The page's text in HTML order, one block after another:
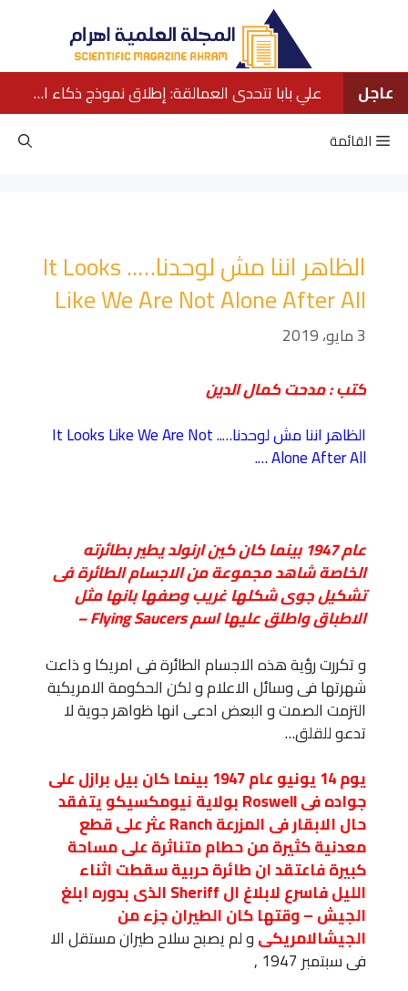
عاجل
علي بابا تتحدى العمالقة: إطلاق نموذج ذكاء اصطناعي ينافس كبار الشركات الأمريكية
القائمة
الظاهر اننا مش لوحدنا….. It Looks
Like We Are Not Alone After All
3 مايو، 2019
كتب : مدحت كمال الدين
الظاهر اننا مش لوحدنا….. It Looks Like We Are Not
Alone After All ….
عام 1947 بينما كان كين ارنولد يطير بطائرته
الخاصة شاهد مجموعة من الاجسام الطائرة فى
تشكيل جوى شكلها غريب وصفها بانها مثل
الاطباق واطلق عليها اسم Flying Saucers –
و تكررت رؤية هذه الاجسام الطائرة فى امريكا و ذاعت
شهرتها فى وسائل الاعلام و لكن الحكومة الامريكية
التزمت الصمت و البعض ادعى انها ظواهر جوية لا
تدعو للقلق…
يوم 14 يونيو عام 1947 بينما كان بيل برازل على
جواده فى Roswell بولاية نيومكسيكو يتفقد
حال الابقار فى المزرعة Ranch عثر على قطع
معدنية كثيرة من حطام متناثرة على مساحة
كبيرة فاعتقد ان طائرة حربية سقطت اثناء
الليل فاسرع لابلاغ ال Sheriff الذى بدوره ابلغ
الجيش – وقتها كان الطيران جزء من
الجيشالامريكىو لم يصبح سلاح طيران مستقل الا
فى سبتمبر 1947 ,